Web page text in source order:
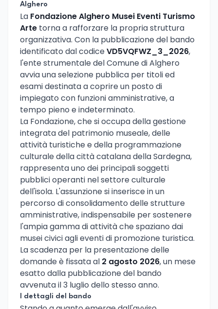
Alghero
La Fondazione Alghero Musei Eventi Turismo
Arte torna a rafforzare la propria struttura
organizzativa. Con la pubblicazione del bando
identificato dal codiceVD5VQFWZ_3_2026,
l'ente strumentale del Comune di Alghero
avvia una selezione pubblica per titoli ed
esami destinata a coprire un posto di
impiegato con funzioni amministrative, a
tempo pieno e indeterminato.
La Fondazione, che si occupa della gestione
integrata del patrimonio museale, delle
attività turistiche e della programmazione
culturale della città catalana della Sardegna,
rappresenta uno dei principali soggetti
pubblici operanti nel settore culturale
dell'isola. L'assunzione si inserisce in un
percorso di consolidamento delle strutture
amministrative, indispensabile per sostenere
l'ampia gamma di attività che spaziano dai
musei civici agli eventi di promozione turistica.
La scadenza per la presentazione delle
domande è fissata al 2 agosto 2026, un mese
esatto dalla pubblicazione del bando
avvenuta il 3 luglio dello stesso anno.
I dettagli del bando